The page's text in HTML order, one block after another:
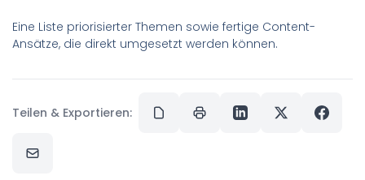
Eine Liste priorisierter Themen sowie fertige Content-
Ansätze, die direkt umgesetzt werden können.
Teilen & Exportieren: